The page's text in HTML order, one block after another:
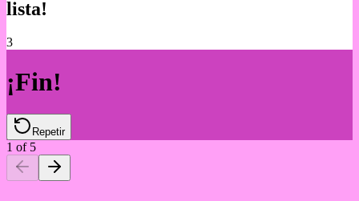
lista!
3
¡Fin!
Repetir
1 of 5